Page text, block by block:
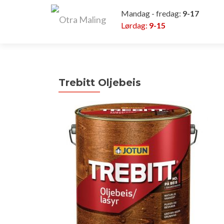
Mandag - fredag: 9-17
Lørdag: 9-15
Trebitt Oljebeis